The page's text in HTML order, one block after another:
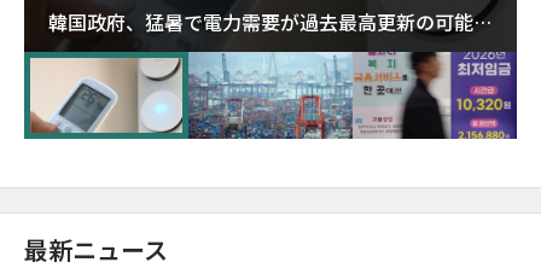
韓国政府、猛暑で電力需要が過去最高更新の可能性
に需給対応体制を点検
最新ニュース